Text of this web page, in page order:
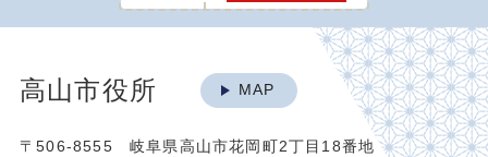
高山市役所 MAP
〒506-8555 岐阜県高山市花岡町2丁目18番地